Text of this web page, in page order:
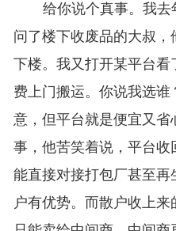
给你说个真事。我
问了楼下收废品的大叔，
下楼。我又打开某平台看
费上门搬运。你说我选
意，但平台就是便宜又
事，他苦笑着说，平台收
能直接对接打包厂甚至
户有优势。而散户收上来